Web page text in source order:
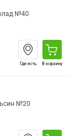
№40
Где есть В корзину
№20